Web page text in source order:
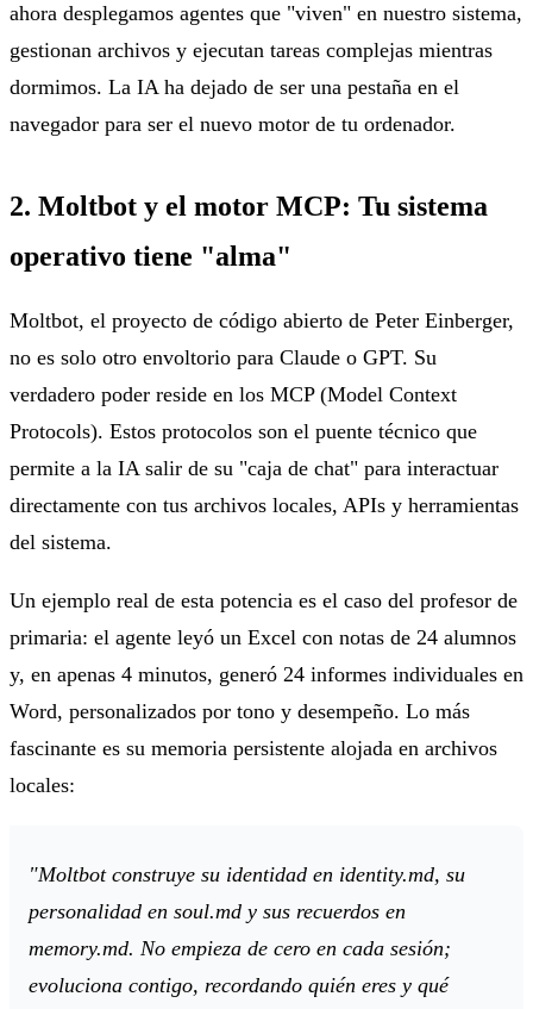
ahora desplegamos agentes que "viven" en nuestro sistema,
gestionan archivos y ejecutan tareas complejas mientras
dormimos. La IA ha dejado de ser una pestaña en el
navegador para ser el nuevo motor de tu ordenador.
2. Moltbot y el motor MCP: Tu sistema
operativo tiene "alma"
Moltbot, el proyecto de código abierto de Peter Einberger,
no es solo otro envoltorio para Claude o GPT. Su
verdadero poder reside en los MCP (Model Context
Protocols). Estos protocolos son el puente técnico que
permite a la IA salir de su "caja de chat" para interactuar
directamente con tus archivos locales, APIs y herramientas
del sistema.
Un ejemplo real de esta potencia es el caso del profesor de
primaria: el agente leyó un Excel con notas de 24 alumnos
y, en apenas 4 minutos, generó 24 informes individuales en
Word, personalizados por tono y desempeño. Lo más
fascinante es su memoria persistente alojada en archivos
locales:
"Moltbot construye su identidad en identity.md, su
personalidad en soul.md y sus recuerdos en
memory.md. No empieza de cero en cada sesión;
evoluciona contigo, recordando quién eres y qué